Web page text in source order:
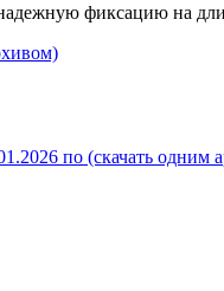
фиксацию на
по (скачать одним